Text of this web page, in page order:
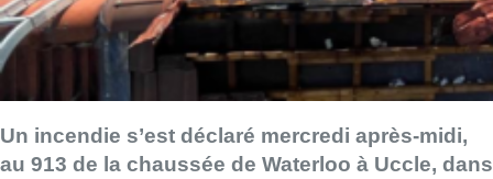
Un incendie s’est déclaré mercredi après-midi,
au 913 de la chaussée de Waterloo à Uccle, dans